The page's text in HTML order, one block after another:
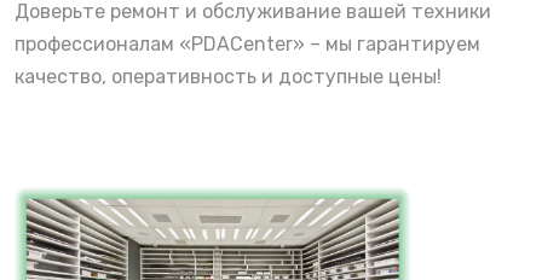
Доверьте ремонт и обслуживание вашей техники
профессионалам «PDACenter» – мы гарантируем
качество, оперативность и доступные цены!